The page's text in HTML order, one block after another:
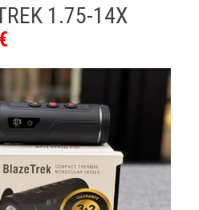
1.75-14X